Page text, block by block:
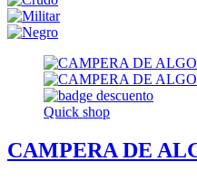
Quick shop
CAMPERA DE